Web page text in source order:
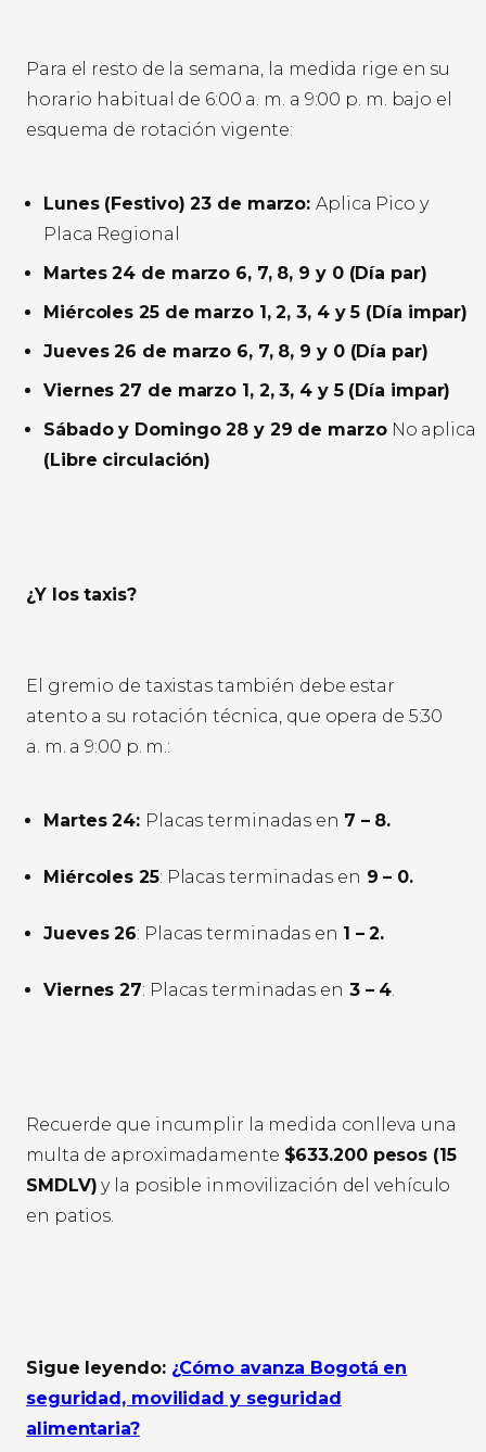
Para el resto de la semana, la medida rige en su
horario habitual de 6:00 a. m. a 9:00 p. m. bajo el
esquema de rotación vigente:
Lunes (Festivo) 23 de marzo:Aplica Pico y
Placa Regional
Martes 24 de marzo 6, 7, 8, 9 y 0 (Día par)
Miércoles 25 de marzo 1, 2, 3, 4 y 5 (Día impar)
Jueves 26 de marzo 6, 7, 8, 9 y 0 (Día par)
Viernes 27 de marzo 1, 2, 3, 4 y 5 (Día impar)
Sábado y Domingo 28 y 29 de marzoNo aplica
(Libre circulación)
¿Y los taxis?
El gremio de taxistas también debe estar
atento a su rotación técnica, que opera de 5:30
a. m. a 9:00 p. m.:
Martes 24: Placas terminadas en 7 – 8.
Miércoles 25: Placas terminadas en 9 – 0.
Jueves 26: Placas terminadas en 1 – 2.
Viernes 27: Placas terminadas en 3 – 4.
Recuerde que incumplir la medida conlleva una
multa de aproximadamente $633.200 pesos (15
SMDLV) y la posible inmovilización del vehículo
en patios.
Sigue leyendo: ¿Cómo avanza Bogotá en
seguridad, movilidad y seguridad
alimentaria?